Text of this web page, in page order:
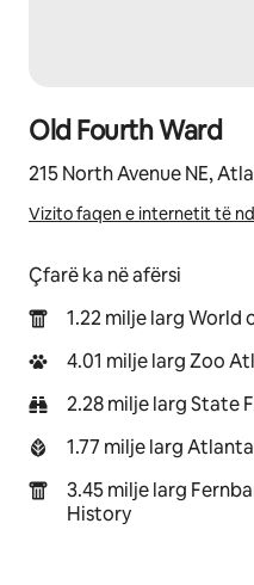
Old Fourth Ward
215 North Avenue NE,
Vizito faqen e internetit të
Çfarë ka në afërsi
1.22 milje larg World
4.01 milje larg Zoo
2.28 milje larg State
1.77 milje larg
3.45 milje larg
History